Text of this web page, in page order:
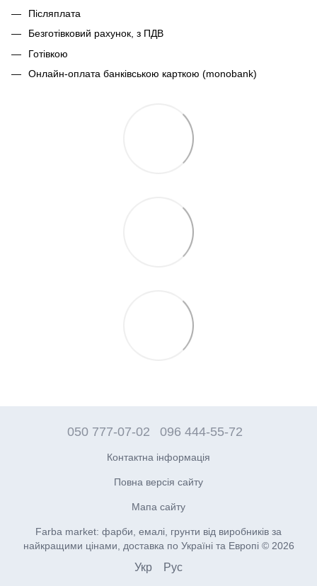
Післяплата
Безготівковий рахунок, з ПДВ
Готівкою
Онлайн-оплата банківською карткою (monobank)
050 777-07-02 096 444-55-72
Контактна інформація
Повна версія сайту
Мапа сайту
Farba market: фарби, емалі, грунти від виробників за
найкращими цінами, доставка по Україні та Европі © 2026
Укр Рус